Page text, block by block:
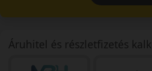
Áruhitel és részletfizetés